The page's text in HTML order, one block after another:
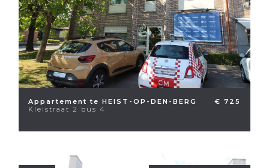
Appartement te HEIST-OP-DEN-BERG
Kleistraat 2 bus 4
€ 725